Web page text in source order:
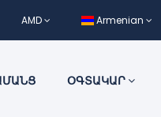
AMD Armenian
ՕԳՏԱԿԱՐ